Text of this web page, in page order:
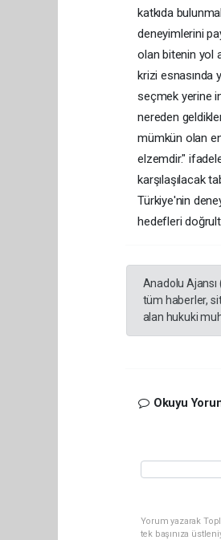
katkıda
deneyimlerini
olan bitenin yol
krizi esnasında
seçmek yerine
nereden
mümkün olan
elzemdir."
karşılaşılacak
Türkiye'nin
hedefleri
Anadolu Ajansı
tüm haberler,
alan hukuki
Okuyu
Yorum yazarak
tek başınıza